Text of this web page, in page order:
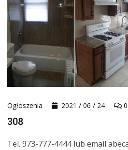
Ogłoszenia 2021 / 06 / 24 0
308
Tel. 973-777-4444 lub email